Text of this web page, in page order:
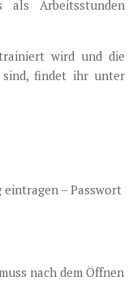
als Arbeitsstunden
wird und die
findet ihr unter
– Passwort
nach dem Öffnen